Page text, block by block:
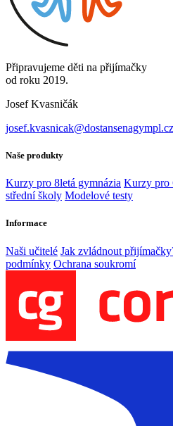
Připravujeme děti na přijímačky
od roku 2019.
Josef Kvasničák
josef.kvasnicak@dostansenagympl.cz
Naše produkty
Kurzy pro 8letá gymnázia Kurzy pro
střední školy Modelové testy
Informace
Naši učitelé Jak zvládnout
podmínky Ochrana soukromí